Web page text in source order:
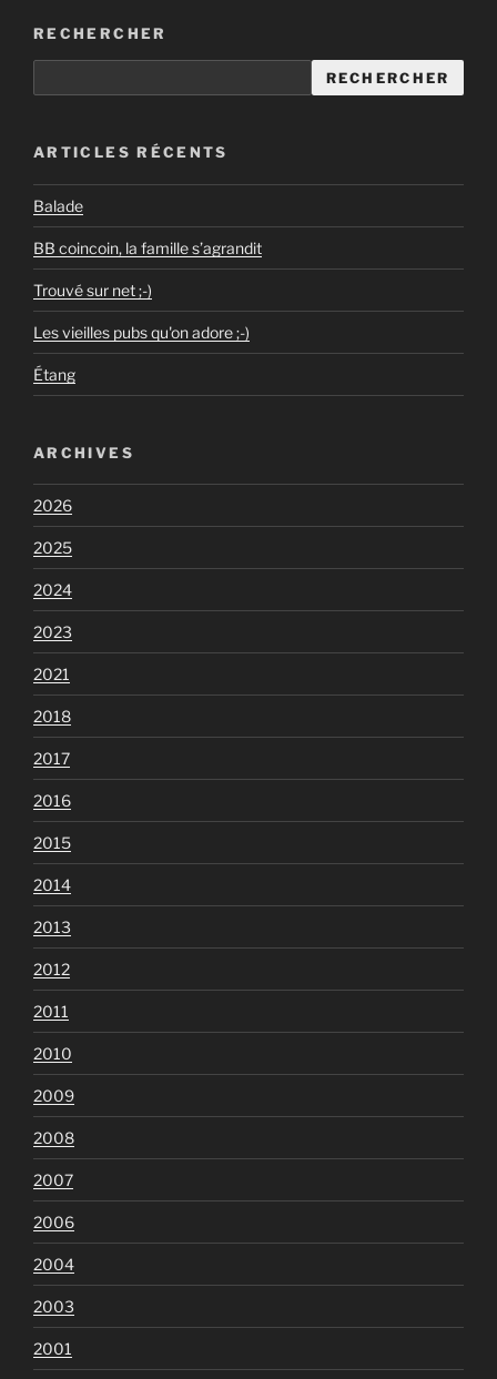
RECHERCHER
RECHERCHER
ARTICLES RÉCENTS
Balade
BB coincoin, la famille s’agrandit
Trouvé sur net ;-)
Les vieilles pubs qu'on adore ;-)
Étang
ARCHIVES
2026
2025
2024
2023
2021
2018
2017
2016
2015
2014
2013
2012
2011
2010
2009
2008
2007
2006
2004
2003
2001